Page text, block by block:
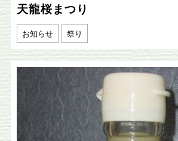
天龍桜まつり
お知らせ 祭り